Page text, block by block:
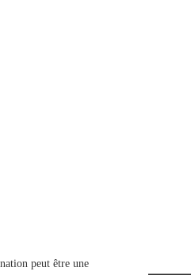
peut être une